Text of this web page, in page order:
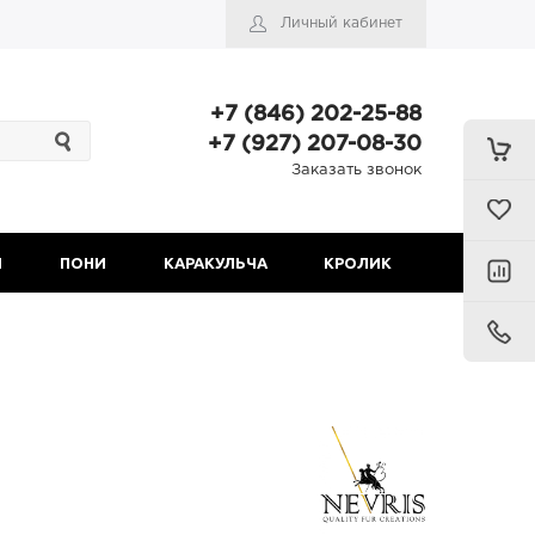
Личный кабинет
+7 (846) 202-25-88
+7 (927) 207-08-30
Заказать звонок
ПОНИ КАРАКУЛЬЧА КРОЛИК